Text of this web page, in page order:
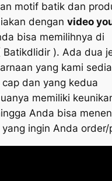
motif batik dan
dengan video
bisa memilihnya di
Batikdlidir ). Ada dua
yang kami
dan yang kedua
memiliki
Anda bisa
ingin Anda order/